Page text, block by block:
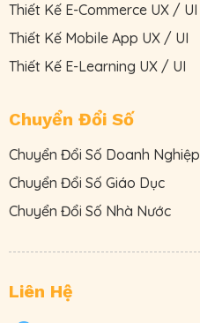
Thiết Kế E-Commerce UX / UI
Thiết Kế Mobile App UX / UI
Thiết Kế E-Learning UX / UI
Chuyển Đổi Số
Chuyển Đổi Số Doanh Nghiệp
Chuyển Đổi Số Giáo Dục
Chuyển Đổi Số Nhà Nước
Liên Hệ